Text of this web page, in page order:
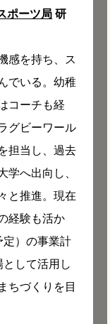
ポーツ局 研
感を持ち、ス
でいる。幼稚
コーチも経
グビーワール
担当し、過去
学へ出向し、
と推進。現在
経験も活か
定）の事業計
して活用し
ちづくりを目